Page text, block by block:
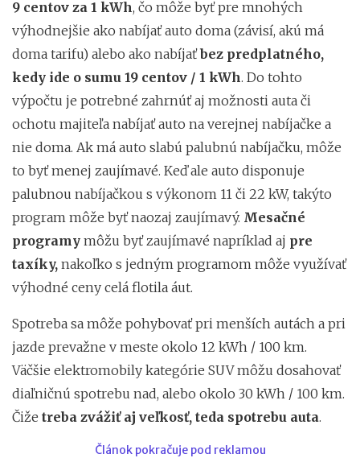
9 centov za 1 kWh, čo môže byť pre mnohých
výhodnejšie ako nabíjať auto doma (závisí, akú má
doma tarifu) alebo ako nabíjaťbez predplatného,
kedy ide o sumu 19 centov / 1 kWh. Do tohto
výpočtu je potrebné zahrnúť aj možnosti auta či
ochotu majiteľa nabíjať auto na verejnej nabíjačke a
nie doma. Ak má auto slabú palubnú nabíjačku, môže
to byť menej zaujímavé. Keď ale auto disponuje
palubnou nabíjačkou s výkonom 11 či 22 kW, takýto
program môže byť naozaj zaujímavý. Mesačné
programy môžu byť zaujímavé napríklad aj pre
taxíky, nakoľko s jedným programom môže využívať
výhodné ceny celá flotila áut.
Spotreba sa môže pohybovať pri menších autách a pri
jazde prevažne v meste okolo 12 kWh / 100 km.
Väčšie elektromobily kategórie SUV môžu dosahovať
diaľničnú spotrebu nad, alebo okolo 30 kWh / 100 km.
Čiže treba zvážiť aj veľkosť, teda spotrebu auta.
Článok pokračuje pod reklamou